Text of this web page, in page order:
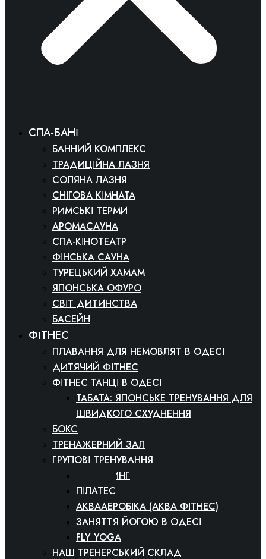
СПА-БАНІ
БАННИЙ КОМПЛЕКС
ТРАДИЦІЙНА ЛАЗНЯ
СОЛЯНА ЛАЗНЯ
СНІГОВА КІМНАТА
РИМСЬКІ ТЕРМИ
АРОМАСАУНА
СПА-КІНОТЕАТР
ФІНСЬКА САУНА
ТУРЕЦЬКИЙ ХАМАМ
ЯПОНСЬКА ОФУРО
СВІТ ДИТИНСТВА
БАСЕЙН
ФІТНЕС
ПЛАВАННЯ ДЛЯ НЕМОВЛЯТ В ОДЕСІ
ДИТЯЧИЙ ФІТНЕС
ФІТНЕС ТАНЦІ В ОДЕСІ
ТАБАТА: ЯПОНСЬКЕ ТРЕНУВАННЯ ДЛЯ
ШВИДКОГО СХУДНЕННЯ
БОКС
ТРЕНАЖЕРНИЙ ЗАЛ
ГРУПОВІ ТРЕНУВАННЯ
СТРЕТЧИНГ
ПІЛАТЕС
АКВААЕРОБІКА (АКВА ФІТНЕС)
ЗАНЯТТЯ ЙОГОЮ В ОДЕСІ
FLY YOGA
НАШ ТРЕНЕРСЬКИЙ СКЛАД